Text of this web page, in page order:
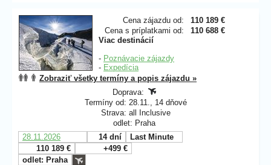
Cena zájazdu od:
110 189 €
Cena s príplatkami od:
110 688 €
Viac destinácií
- Poznávacie zájazdy
- Expedícia
Zobraziť všetky termíny a popis zájazdu »
Doprava:
Termíny od: 28.11., 14 dňové
Strava: all Inclusive
odlet: Praha
28.11.2026
14 dní
Last Minute
110 189 €
+499 €
odlet: Praha